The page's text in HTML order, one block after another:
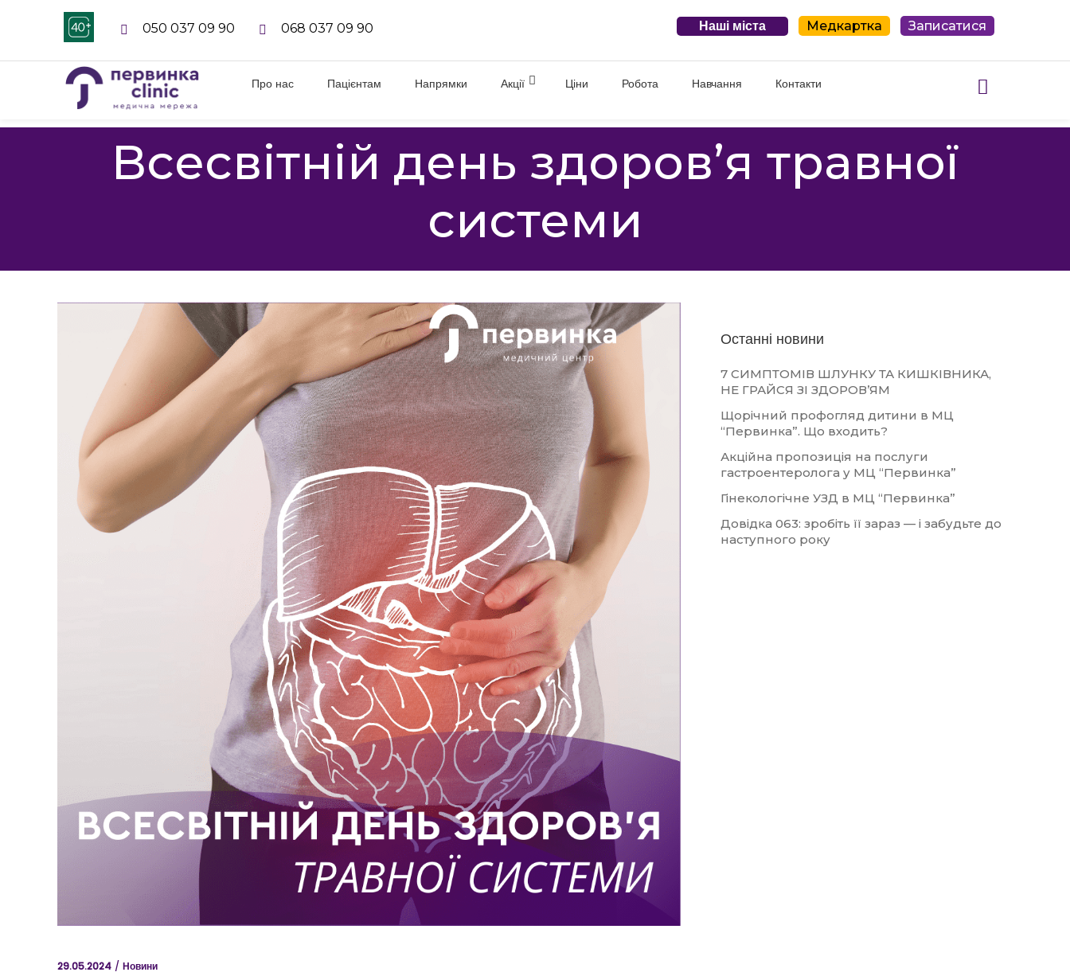
050 037 09 90 068 037 09 90 Наші міста Медкартка Записатися
Про нас Пацієнтам Напрямки Акції Ціни Робота Навчання Контакти
Всесвітній день здоров’я травної
системи
29.05.2024 Новини
Останні новини
7 СИМПТОМІВ ШЛУНКУ ТА КИШКІВНИКА,
НЕ ГРАЙСЯ ЗІ ЗДОРОВ’ЯМ
Щорічний профогляд дитини в МЦ
“Первинка”. Що входить?
Акційна пропозиція на послуги
гастроентеролога у МЦ “Первинка”
Гінекологічне УЗД в МЦ “Первинка”
Довідка 063: зробіть її зараз — і забудьте до
наступного року